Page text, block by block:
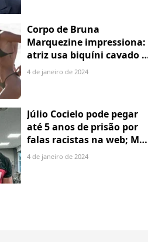
Corpo de Bruna
Marquezine impressiona:
atriz usa biquíni cavado e
body chain ao chegar em
4 de janeiro de 2024
Júlio Cocielo pode pegar
até 5 anos de prisão por
falas racistas na web; MPF
identificou 9 posts com
4 de janeiro de 2024